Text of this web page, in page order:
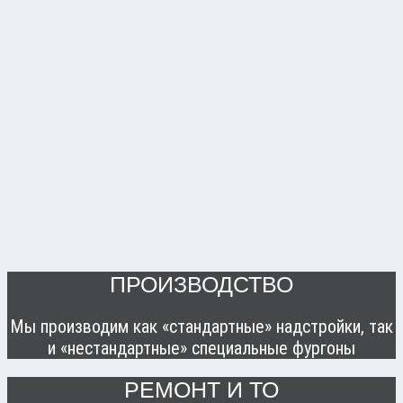
ПРОИЗВОДСТВО
Мы производим как «стандартные» надстройки, так
и «нестандартные» специальные фургоны
РЕМОНТ И ТО